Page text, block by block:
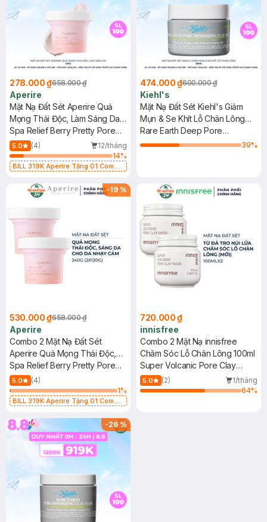
278.000 ₫658.000 ₫
Aperire
Mặt Nạ Đất Sét Aperire Quả
Mọng Thải Độc, Làm Sáng Da
120g
Spa Relief Berry Pretty Pore
Mask
5.0 (4)
12/tháng
14%
BILL 319K Aperire Tặng 01 Combo
Cấp Ẩm 30g (SL có hạn)
474.000 ₫600.000 ₫
Kiehl's
Mặt Nạ Đất Sét Kiehl's Giảm
Mụn & Se Khít Lỗ Chân Lông
28ml
Rare Earth Deep Pore
Cleansing Mask
39%
-19 %
530.000 ₫658.000 ₫
Aperire
Combo 2 Mặt Nạ Đất Sét
Aperire Quả Mọng Thải Độc,
Làm Sáng Da 120g
Spa Relief Berry Pretty Pore
Mask
5.0
(4)
1%
BILL 319K Aperire Tặng 01 Combo
Cấp Ẩm 30g (SL có hạn)
720.000 ₫
innisfree
Combo 2 Mặt Nạ innisfree
Chăm Sóc Lỗ Chân Lông 100ml
Super Volcanic Pore Clay
Mask
5.0 (2)
1/tháng
64%
-26%